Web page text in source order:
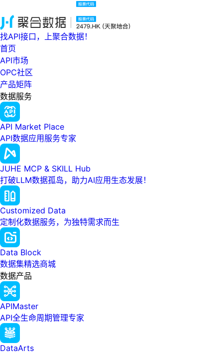
找API接口，上聚合数据！
首页
API市场
OPC社区
产品矩阵
数据服务
API Market Place
API数据应用服务专家
JUHE MCP & SKILL Hub
打破LLM数据孤岛，助力AI应用生态发展！
Customized Data
定制化数据服务，为独特需求而生
Data Block
数据集精选商城
数据产品
APIMaster
API全生命周期管理专家
DataArts